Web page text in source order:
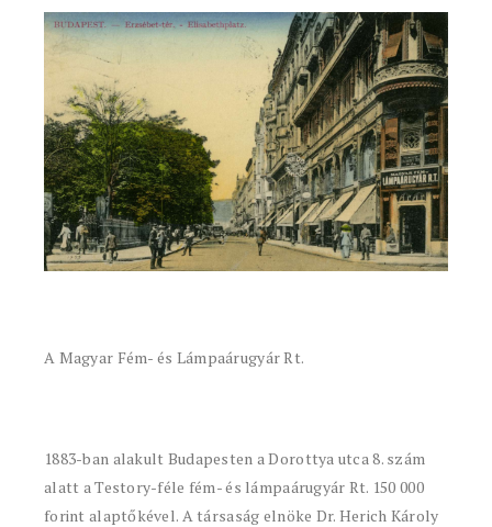
A Magyar Fém- és Lámpaárugyár Rt.
1883-ban alakult Budapesten a Dorottya utca 8. szám
alatt a Testory-féle fém- és lámpaárugyár Rt. 150 000
forint alaptőkével. A társaság elnöke Dr. Herich Károly